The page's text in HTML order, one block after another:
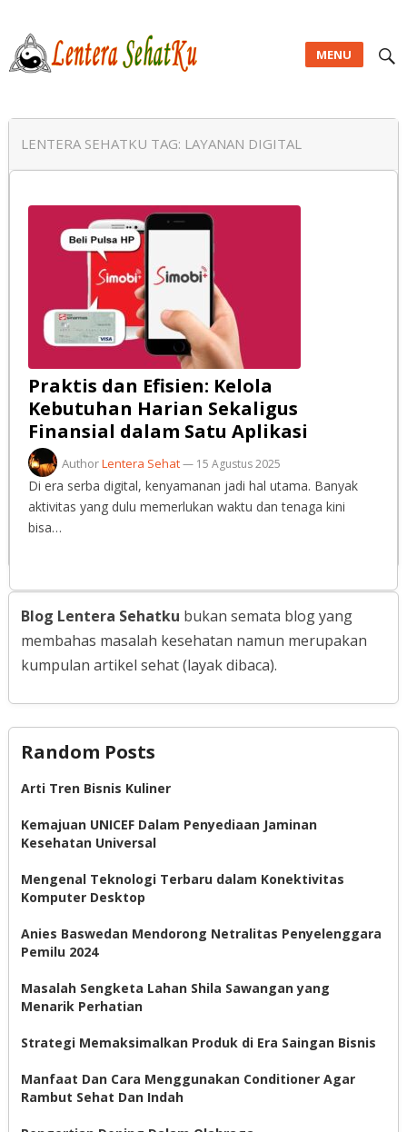
MENU
LENTERA SEHATKU TAG: LAYANAN DIGITAL
Praktis dan Efisien: Kelola
Kebutuhan Harian Sekaligus
Finansial dalam Satu Aplikasi
AuthorLentera Sehat— 15 Agustus 2025
Di era serba digital, kenyamanan jadi hal utama. Banyak
aktivitas yang dulu memerlukan waktu dan tenaga kini
bisa…
Blog Lentera Sehatku bukan semata blog yang
membahas masalah kesehatan namun merupakan
kumpulan artikel sehat (layak dibaca).
Random Posts
Arti Tren Bisnis Kuliner
Kemajuan UNICEF Dalam Penyediaan Jaminan
Kesehatan Universal
Mengenal Teknologi Terbaru dalam Konektivitas
Komputer Desktop
Anies Baswedan Mendorong Netralitas Penyelenggara
Pemilu 2024
Masalah Sengketa Lahan Shila Sawangan yang
Menarik Perhatian
Strategi Memaksimalkan Produk di Era Saingan Bisnis
Manfaat Dan Cara Menggunakan Conditioner Agar
Rambut Sehat Dan Indah